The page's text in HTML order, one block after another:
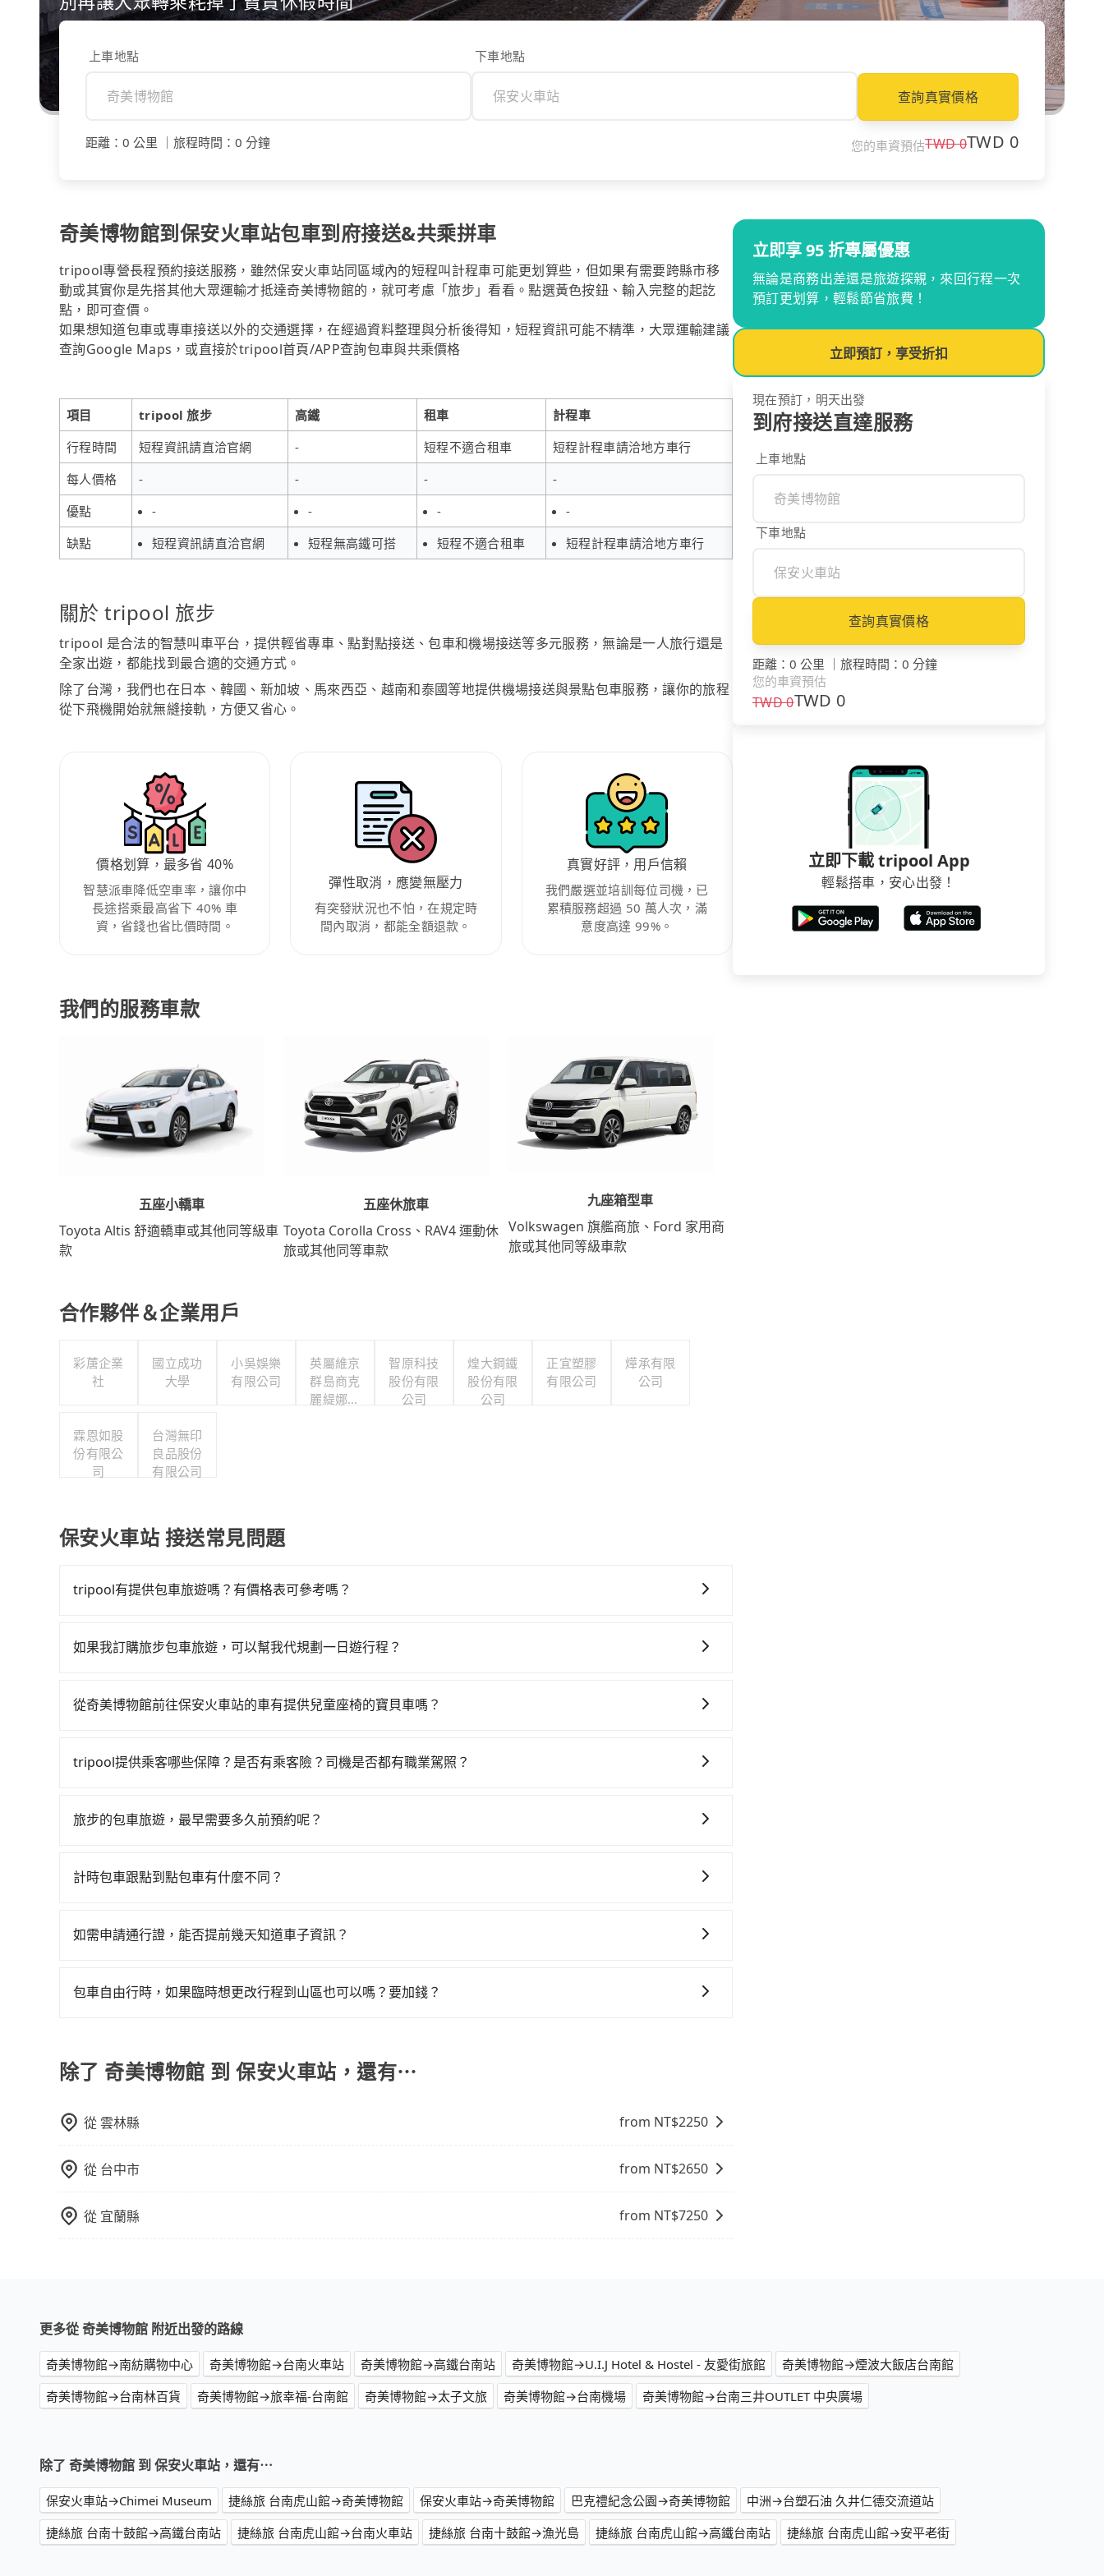
上車地點 下車地點
查詢真實價格
距離 ： 0 公里 旅程時間 ： 0 分鐘 您的車資預估TWD0TWD 0
奇美博物館到保安火車站包車到府接送&共乘拼車
tripool專營長程預約接送服務，雖然保安火車站同區域內的短程叫計程車可能更划算些，但如果有需要跨縣市移
動或其實你是先搭其他大眾運輸才抵達奇美博物館的，就可考慮「旅步」看看。點選黃色按鈕、輸入完整的起訖
點，即可查價。
如果想知道包車或專車接送以外的交通選擇，在經過資料整理與分析後得知，短程資訊可能不精準，大眾運輸建議
查詢Google Maps，或直接於tripool首頁/APP查詢包車與共乘價格
項目 tripool 旅步 高鐵 租車
計程車
行程時間
短程資訊請直洽官網 - 短程不適合租車
短程計程車請洽地方車行
每人價格
- - -
-
優點
- - -
-
缺點
短程資訊請直洽官網 短程無高鐵可搭 短程不適合租車 短程計程車請洽地方車行
關於 tripool 旅步
tripool 是合法的智慧叫車平台，提供輕省專車、點對點接送、包車和機場接送等多元服務，無論是一人旅行還是
全家出遊，都能找到最合適的交通方式。
除了台灣，我們也在日本、韓國、新加坡、馬來西亞、越南和泰國等地提供機場接送與景點包車服務，讓你的旅程
從下飛機開始就無縫接軌，方便又省心。
價格划算，最多省 40%
智慧派車降低空車率，讓你中
長途搭乘最高省下 40% 車
資，省錢也省比價時間。
彈性取消，應變無壓力
有突發狀況也不怕，在規定時
間內取消，都能全額退款。
真實好評，用戶信賴
我們嚴選並培訓每位司機，已
累積服務超過 50 萬人次，滿
意度高達 99%。
我們的服務車款
五座小轎車
Toyota Altis 舒適轎車或其他同等級車
款
五座休旅車
Toyota Corolla Cross、RAV4 運動休
旅或其他同等車款
九座箱型車
Volkswagen 旗艦商旅、Ford 家用商
旅或其他同等級車款
合作夥伴＆企業用戶
彩蓎企業
社
國立成功
大學
小吳娛樂
有限公司
英屬維京
群島商克
麗緹娜智
智原科技
股份有限
公司
煌大鋼鐵
股份有限
公司
正宜塑膠
有限公司
燁承有限
公司
霖恩如股
份有限公
司
台灣無印
良品股份
有限公司
保安火車站 接送常見問題
tripool有提供包車旅遊嗎？有價格表可參考嗎？
彈性選擇2~12小時的服務，滿足家族出遊、朋友聚會、婚喪喜慶等不同的需求。價格透明、無隱藏費用，網站試
上巴士，請來信洽詢。
如果我訂購旅步包車旅遊，可以幫我代規劃一日遊行程？
從奇美博物館前往保安火車站的車有提供兒童座椅的寶貝車嗎？
全帶，則需使用嬰兒/兒童座椅或輔以增高墊。如有幼童同行，在預訂tripool的寶貝車時，可以直接在網站勾選
tripool提供乘客哪些保障？是否有乘客險？司機是否都有職業駕照？
也都經過細心維護及保養，以確保您的乘車安全。
旅步的包車旅遊，最早需要多久前預約呢？
不妨趁早訂購，享受更划算的價格。
計時包車跟點到點包車有什麼不同？
通常以每小時為單位，客戶可以根據自己的需要預定一定時間的包車服務。這種服務適用於需要在城市內多個地
一個城市的長途包車。
如需申請通行證，能否提前幾天知道車子資訊？
用車前一天才開始安排車輛，並於用車前一天晚上8點提供服務司機和車輛資訊。如果您有特殊的用車需求，可
包車自由行時，如果臨時想更改行程到山區也可以嗎？要加錢？
會透過Email的方式向您說明收費細節，讓您能更放心地享受旅步為您提供的服務。
除了 奇美博物館 到 保安火車站，還有⋯
從雲林縣 from NT$2250
從 台中市 from NT$2650
從 宜蘭縣 from NT$7250
立即享 95 折專屬優惠
無論是商務出差還是旅遊探親，來回行程一次
預訂更划算，輕鬆節省旅費！
立即預訂，享受折扣
現在預訂，明天出發
到府接送直達服務
上車地點
下車地點
查詢真實價格
距離 ： 0 公里 ｜ 旅程時間 ： 0 分鐘
您的車資預估
TWD0TWD 0
立即下載 tripool App
輕鬆搭車，安心出發！
更多從 奇美博物館 附近出發的路線
奇美博物館→南紡購物中心 奇美博物館→台南火車站 奇美博物館→高鐵台南站 奇美博物館→U.I.J Hotel & Hostel - 友愛街旅館
奇美博物館→煙波大飯店台南館
奇美博物館→台南林百貨
奇美博物館→旅幸福-台南館 奇美博物館→太子文旅 奇美博物館→台南機場 奇美博物館→台南三井OUTLET 中央廣場
除了 奇美博物館 到 保安火車站，還有⋯
保安火車站→Chimei Museum 捷絲旅 台南虎山館→奇美博物館 保安火車站→奇美博物館 巴克禮紀念公園→奇美博物館
中洲→台塑石油 久井仁德交流道站
捷絲旅 台南十鼓館→高鐵台南站
捷絲旅 台南虎山館→台南火車站 捷絲旅 台南十鼓館→漁光島 捷絲旅 台南虎山館→高鐵台南站 捷絲旅 台南虎山館→安平老街